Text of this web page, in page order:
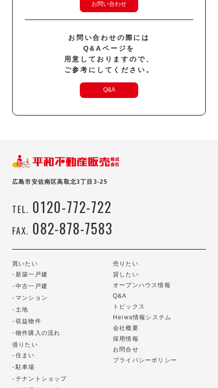
お問い合わせ
お問い合わせの際には
Q&Aページを
用意しておりますので、
ご参考にしてください。
Q&A
広島市安佐南区高取北3丁目3-25
TEL. 0120-772-722
FAX. 082-878-7583
買いたい
新築一戸建
中古一戸建
マンション
土地
収益物件
物件購入の流れ
借りたい
住まい
駐車場
テナントショップ
売りたい
貸したい
オープンハウス情報
Q&A
トピックス
Heiwa情報システム
会社概要
採用情報
お問合せ
プライバシーポリシー